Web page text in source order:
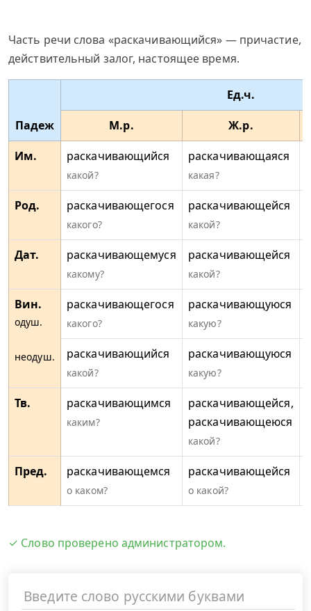
Часть речи слова «раскачивающийся» — причастие,
действительный залог, настоящее время.
Падеж
Ед.ч.
М.р.
Ж.р.
Им.
раскачивающийся
какой?
раскачивающаяся
какая?
Род. раскачивающегося
какого?
раскачивающейся
какой?
Дат. раскачивающемуся
какому?
раскачивающейся
какой?
Вин.
одуш.
неодуш.
раскачивающегося
какого?
раскачивающуюся
какую?
раскачивающийся
какой?
раскачивающуюся
какую?
Тв. раскачивающимся
каким?
раскачивающейся,
раскачивающеюся
какой?
Пред. раскачивающемся
о каком?
раскачивающейся
о какой?
✓ Слово проверено администратором.